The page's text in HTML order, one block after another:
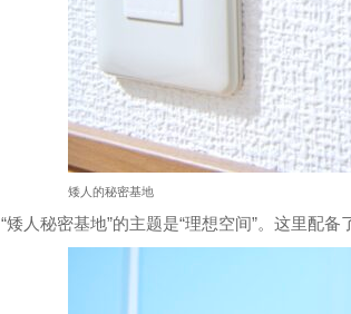
矮人的秘密基地
“矮人秘密基地”的主题是“理想空间”。这里配